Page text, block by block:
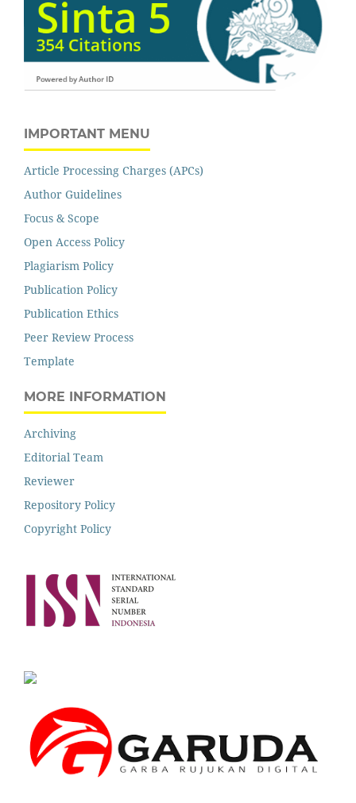
IMPORTANT MENU
Article Processing Charges (APCs)
Author Guidelines
Focus & Scope
Open Access Policy
Plagiarism Policy
Publication Policy
Publication Ethics
Peer Review Process
Template
MORE INFORMATION
Archiving
Editorial Team
Reviewer
Repository Policy
Copyright Policy